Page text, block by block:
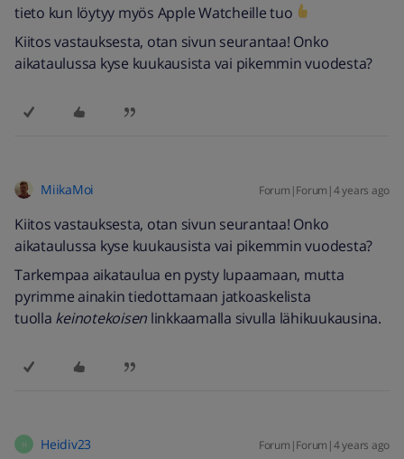
tieto kun löytyy myös Apple Watcheille tuo
Kiitos vastauksesta, otan sivun seurantaa! Onko
aikataulussa kyse kuukausista vai pikemmin vuodesta?
MiikaMoi Forum|Forum|4 years ago
Kiitos vastauksesta, otan sivun seurantaa! Onko
aikataulussa kyse kuukausista vai pikemmin vuodesta?
Tarkempaa aikataulua en pysty lupaamaan, mutta
pyrimme ainakin tiedottamaan jatkoaskelista
tuolla keinotekoisen linkkaamalla sivulla lähikuukausina.
H Heidiv23 Forum|Forum|4 years ago